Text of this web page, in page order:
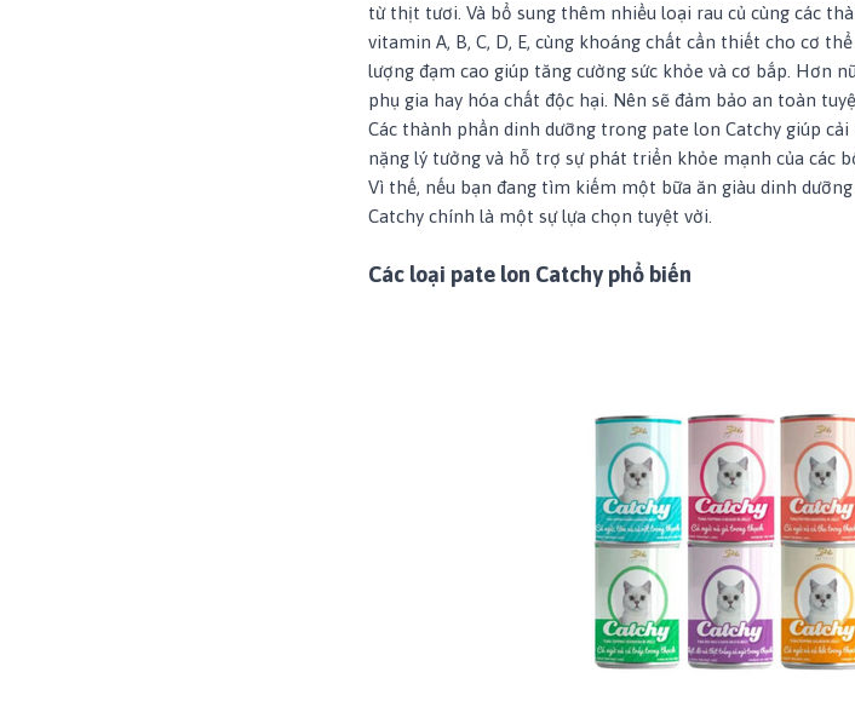
từ thịt tươi. Và bổ sung thêm nhiều loại rau củ cùng các
vitamin A, B, C, D, E, cùng khoáng chất cần thiết cho cơ
lượng đạm cao giúp tăng cường sức khỏe và cơ bắp. Hơn
phụ gia hay hóa chất độc hại. Nên sẽ đảm bảo an toàn
Các thành phần dinh dưỡng trong pate lon Catchy giúp
nặng lý tưởng và hỗ trợ sự phát triển khỏe mạnh của các
Vì thế, nếu bạn đang tìm kiếm một bữa ăn giàu dinh
Catchy chính là một sự lựa chọn tuyệt vời.
Các loại pate lon Catchy phổ biến